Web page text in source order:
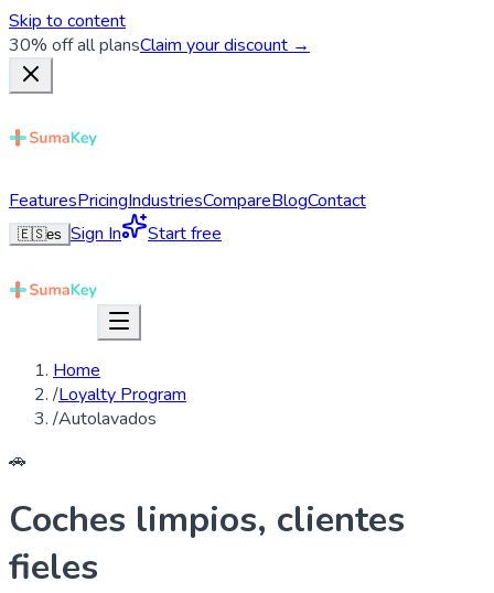
Skip to content
30% off all plansClaim your discount →
FeaturesPricingIndustriesCompareBlogContact
🇪🇸es Sign In Start free
Home
/Loyalty Program
/Autolavados
🚗
Coches limpios, clientes
fieles